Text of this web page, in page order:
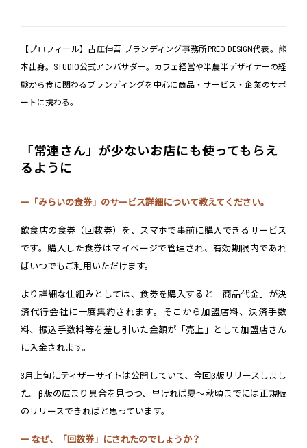
【プロフィール】古庄伸吾 ブランディング事務所PREO DESIGN代表。熊
本出身。STUDIO公式アンバサダー。カフェ経営や半農半デザイナーの経
験から食に関わるブランディングを中心に商品・サービス・企業のサポ
ートに携わる。
「常連さん」が少ないお店にも使ってもらえ
るように
ー「みらいの食券」のサービス詳細について教えてください。
飲食店の食券（回数券）を、スマホで事前に購入できるサービス
です。購入した食券はマイページで管理され、有効期限内であれ
ばいつでもご利用いただけます。
より詳細な仕組みとしては、食券を購入すると「商品代金」が決
済代行会社に一度集約されます。そこから加盟店料、決済手数
料、振込手数料等を差し引いた金額が「売上」として加盟店さん
に入金されます。
3月上旬にティザーサイトは公開していて、今回β版リリースしまし
た。β版の広まり具合を見つつ、早ければ夏～秋頃までには正規版
のリリースできればと思っています。
ー なぜ、「回数券」にされたのでしょうか？